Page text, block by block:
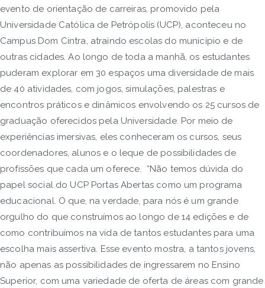
evento de orientação de carreiras, promovido pela
Universidade Católica de Petrópolis (UCP), aconteceu no
Campus Dom Cintra, atraindo escolas do município e de
outras cidades. Ao longo de toda a manhã, os estudantes
puderam explorar em 30 espaços uma diversidade de mais
de 40 atividades, com jogos, simulações, palestras e
encontros práticos e dinâmicos envolvendo os 25 cursos de
graduação oferecidos pela Universidade. Por meio de
experiências imersivas, eles conheceram os cursos, seus
coordenadores, alunos e o leque de possibilidades de
profissões que cada um oferece. “Não temos dúvida do
papel social do UCP Portas Abertas como um programa
educacional. O que, na verdade, para nós é um grande
orgulho do que construímos ao longo de 14 edições e de
como contribuímos na vida de tantos estudantes para uma
escolha mais assertiva. Esse evento mostra, a tantos jovens,
não apenas as possibilidades de ingressarem no Ensino
Superior, com uma variedade de oferta de áreas com grande